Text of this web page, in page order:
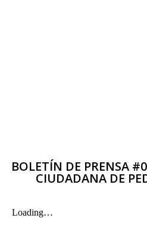
BOLETÍN DE PRENSA
CIUDADANA DE